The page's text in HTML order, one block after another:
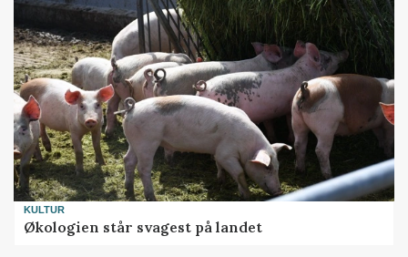
KULTUR
Økologien står svagest på landet